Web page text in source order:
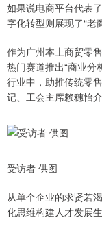
如果说电商平台代表
字化转型则展现了“老
作为广州本土商贸零
热门赛道推出“商业分
行业中，助推传统零
记、工会主席赖穗怡介
受访者 供图
从单个企业的求贤若
化思维构建人才发展生